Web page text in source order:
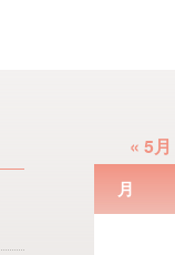
月
« 5月